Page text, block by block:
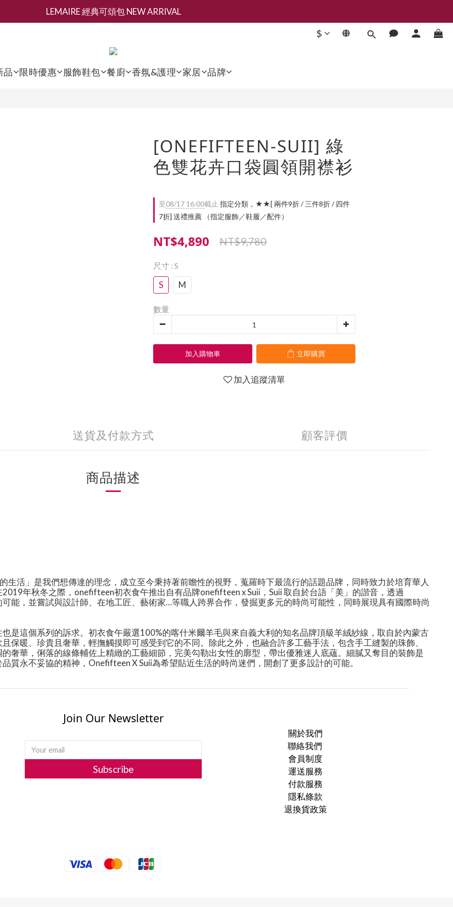
新會員募集現領抵用千元購物金
LEMAIRE 經典可頌包 NEW ARRIVAL
新會員募集現領抵用千元購物金
$
品 限時優惠 服飾鞋包 餐廚 香氛&護理 家居 品牌
[ONEFIFTEEN-SUII] 綠
色雙花卉口袋圓領開襟衫
至08/17 16:00截止 指定分類，★★[ 兩件9折 / 三件8折 / 四件
7折] 送禮推薦 （指定服飾／鞋履／配件）
NT$4,890 NT$9,780
尺寸 : S
S M
數量
加入購物車 立即購買
加入追蹤清單
送貨及付款方式 顧客評價
商品描述
活」是我們想傳達的理念，成立至今秉持著前瞻性的視野，蒐羅時下最流行的話題品牌，同時致力於培育華人
年秋冬之際，onefifteen初衣食午推出自有品牌onefifteen x Suii，Suii 取自於台語「美」的諧音，透過
能，並嘗試與設計師、在地工匠、藝術家…等職人跨界合作，發掘更多元的時尚可能性，同時展現具有國際時尚
是這個系列的訴求。初衣食午嚴選100%的喀什米爾羊毛與來自義大利的知名品牌頂級羊絨紗線，取自於內蒙古
保暖、珍貴且奢華，輕撫觸摸即可感受到它的不同。除此之外，也融合許多工藝手法，包含手工縫製的珠飾、
奢華，俐落的線條輔佐上精緻的工藝細節，完美勾勒出女性的廓型，帶出優雅迷人底蘊。細膩又奪目的裝飾是
質永不妥協的精神，Onefifteen X Suii為希望貼近生活的時尚迷們，開創了更多設計的可能。
立即購買
Join Our Newsletter
Subscribe
關於我們
聯絡我們
會員制度
運送服務
付款服務
隱私條款
退換貨政策